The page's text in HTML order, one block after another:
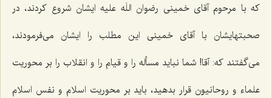
كه با مرحوم آقای خمینی رضوان اللَه علیه ایشان شروع كردند، در
صحبتهایشان با آقای خمینی این مطلب را ایشان می‌فرمودند،
می‌گفتند كه: آقا! شما نباید مسأله را و قیام را و انقلاب را بر محوریت
علماء و روحانیون قرار بدهید، باید بر محوریت اسلام و نفس اسلام